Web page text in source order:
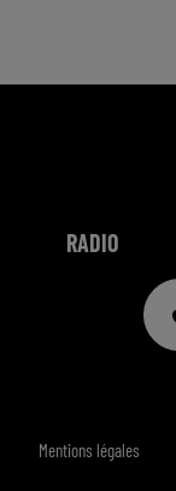
RADIO
Mentions légales